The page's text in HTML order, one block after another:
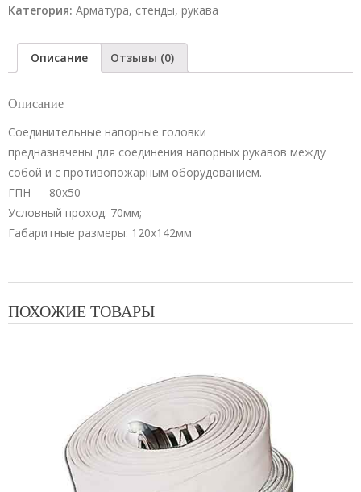
напорные
80х50
Категория: Арматура, стенды, рукава
Описание Отзывы (0)
Описание
Соединительные напорные головки
предназначены для соединения напорных рукавов между
собой и с противопожарным оборудованием.
ГПН — 80х50
Условный проход: 70мм;
Габаритные размеры: 120х142мм
ПОХОЖИЕ ТОВАРЫ